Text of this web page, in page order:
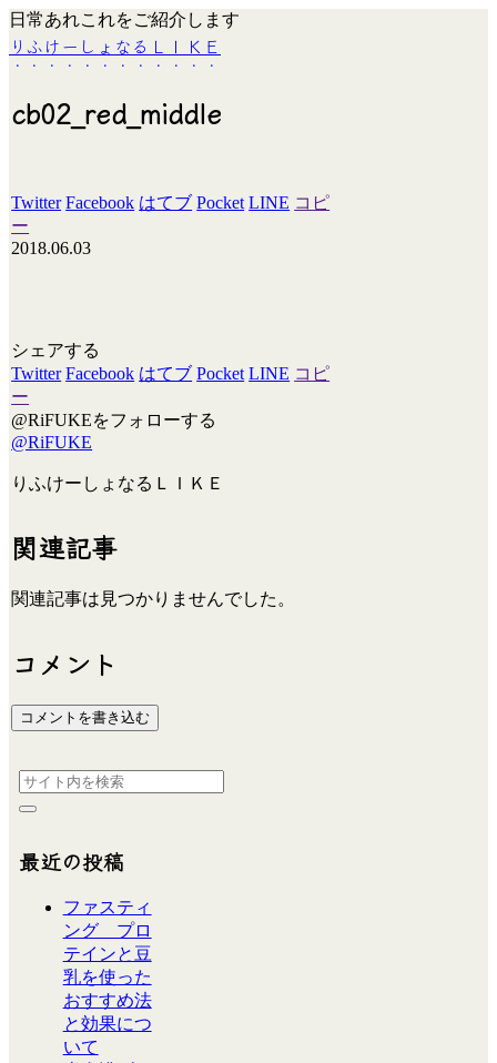
日常あれこれをご紹介します
りふけーしょなるＬＩＫＥ
cb02_red_middle
Twitter Facebook はてブ Pocket LINE コピ
ー
2018.06.03
シェアする
Twitter Facebook はてブ Pocket LINE コピ
ー
@RiFUKEをフォローする
@RiFUKE
りふけーしょなるＬＩＫＥ
関連記事
関連記事は見つかりませんでした。
コメント
コメントを書き込む
最近の投稿
ファスティ
ング プロ
テインと豆
乳を使った
おすすめ法
と効果につ
いて